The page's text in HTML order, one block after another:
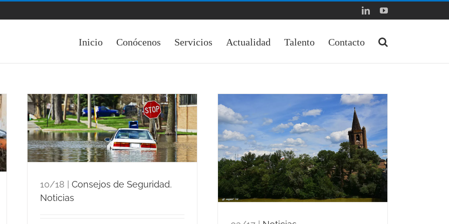
LinkedInYouTube
Inicio Conócenos Servicios Actualidad Talento Contacto
10/18 Consejos de Seguridad,
Noticias
Sangüesa se adhiere al
programa NOE de alerta de